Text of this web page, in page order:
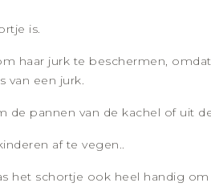
is.
haar jurk te beschermen,
van een jurk.
pannen van de kachel of uit
af te vegen..
het schortje ook heel handig